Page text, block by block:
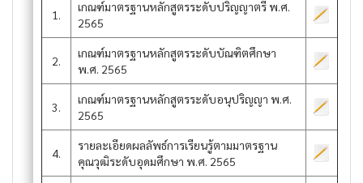
1.
เกณฑ์มาตรฐานหลักสูตรระดับปริญญาตรี พ.ศ.
2565
2.
เกณฑ์มาตรฐานหลักสูตรระดับบัณฑิตศึกษา
พ.ศ. 2565
3.
เกณฑ์มาตรฐานหลักสูตรระดับอนุปริญญา พ.ศ.
2565
4.
รายละเอียดผลลัพธ์การเรียนรู้ตามมาตรฐาน
คุณวุฒิระดับอุดมศึกษา พ.ศ. 2565